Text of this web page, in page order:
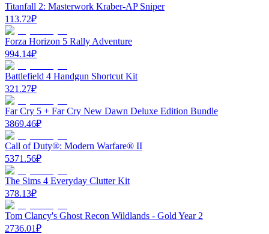
Titanfall 2: Masterwork Kraber-AP Sniper
113.72₽
Forza Horizon 5 Rally Adventure
994.14₽
Battlefield 4 Handgun Shortcut Kit
321.27₽
Far Cry 5 + Far Cry New Dawn Deluxe Edition Bundle
3869.46₽
Call of Duty®: Modern Warfare® II
5371.56₽
The Sims 4 Everyday Clutter Kit
378.13₽
Tom Clancy's Ghost Recon Wildlands - Gold Year 2
2736.01₽